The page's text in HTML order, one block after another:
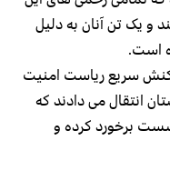
و یک تن آنان به دلیل
است.
سریع ریاست امنیت
انتقال می دادند که
برخورد کرده و